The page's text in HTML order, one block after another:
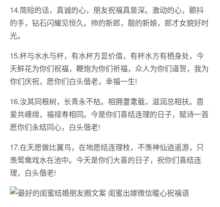
14.简短的话，真诚的心，朋友祝福真是深。激动的心，颤抖
的手，钻石闪耀见恒久。帅的新郎，靓的新娘，郎才女貌好时
光。
15.杯与水水与杯，有水杯方显价值，有杯水方有栖身处，今
天鲜花为你们祝福，鞭炮为你们祈福，众人为你们道贺，我为
你们庆祝，愿你们白头偕老，幸福一生!
16.汝其同根树，长青永不枯。相拥耋耄载，滋润总相扶。恩
爱共缠绵，福禄寿相同。今是你们喜结连理的日子，赋诗一首
愿你们永结同心，白头偕老!
17.在天愿做比翼鸟，在地愿结连理枝，不羡神仙逍遥游，只
羡鸳鸯戏水在池中。今天是你们大喜的日子，祝你们喜结连
理，白头偕老!